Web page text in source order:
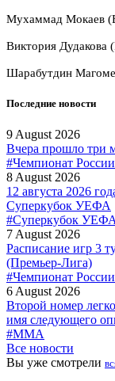
Мухаммад Мокаев
Виктория
Шарабутдин
Последние новости
9 August 2026
Вчера прошло три
#Чемпионат
8 August 2026
12 августа 2026
Суперкубок УЕФА
#Суперкубок
7 August 2026
Расписание игр 3
(Премьер-Лига)
#Чемпионат
6 August 2026
Второй номер
имя следующего
#MMA
Все новости
Вы уже смотрели